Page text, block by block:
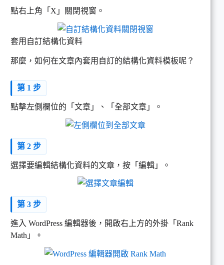
點右上角「X」關閉視窗。
套用自訂結構化資料
那麼，如何在文章內套用自訂的結構化資料模板呢？
第 1 步
點擊左側欄位的「文章」、「全部文章」。
第 2 步
選擇要編輯結構化資料的文章，按「編輯」。
第 3 步
進入 WordPress 編輯器後，開啟右上方的外掛「Rank
Math」。